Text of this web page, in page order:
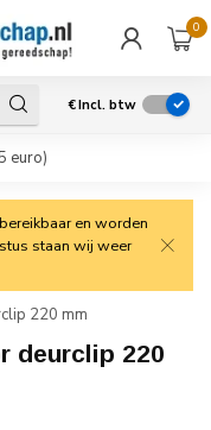
0
€Incl. btw
euro)
en worden
staan wij weer
220 mm
deurclip 220